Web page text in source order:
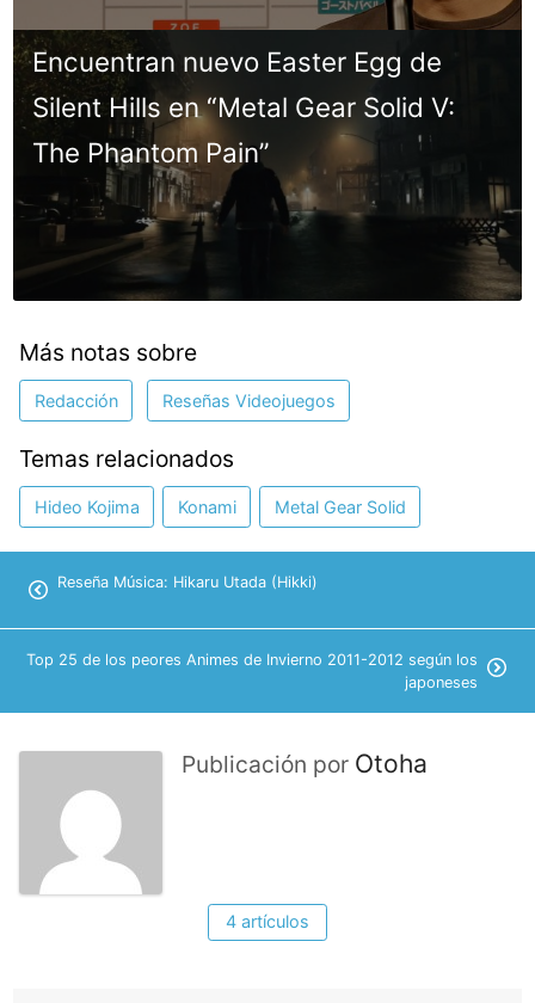
Encuentran nuevo Easter Egg de
Silent Hills en “Metal Gear Solid V:
The Phantom Pain”
Más notas sobre
Redacción Reseñas Videojuegos
Temas relacionados
Hideo Kojima Konami Metal Gear Solid
Reseña Música: Hikaru Utada (Hikki)
Top 25 de los peores Animes de Invierno 2011-2012 según los
japoneses
Publicación por Otoha
4 artículos